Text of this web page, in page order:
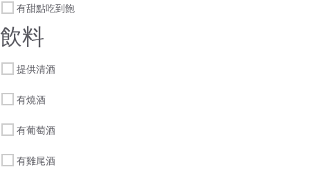
有甜點吃到飽
飲料
提供清酒
有燒酒
有葡萄酒
有雞尾酒